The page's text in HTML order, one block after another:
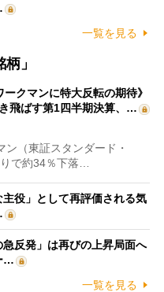
一覧を見る
」
ークマンに特大反転の期待》
飛ばす第1四半期決算、…
（東証スタンダード・
で約34％下落…
役」として再評価される気
反発」は再びの上昇局面へ
…
一覧を見る